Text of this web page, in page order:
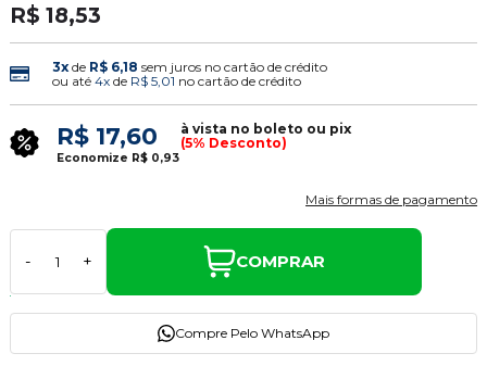
R$ 18,53
3xde R$ 6,18 sem juros no cartão de crédito
ou até 4xde R$ 5,01 no cartão de crédito
R$ 17,60
à vista no boleto ou pix
(5% Desconto)
Economize R$ 0,93
Mais formas de pagamento
- + COMPRAR
Compre Pelo WhatsApp